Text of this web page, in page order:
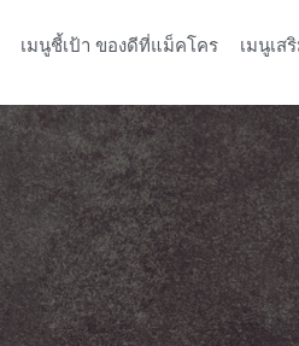
เมนูชี้เป้า ของดีที่แม็คโคร เมนูเส